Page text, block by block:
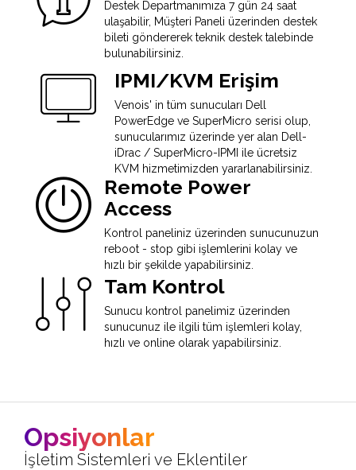
Destek Departmanımıza 7 gün 24 saat
ulaşabilir, Müşteri Paneli üzerinden destek
bileti göndererek teknik destek talebinde
bulunabilirsiniz.
IPMI/KVM Erişim
Venois' in tüm sunucuları Dell
PowerEdge ve SuperMicro serisi olup,
sunucularımız üzerinde yer alan Dell-
iDrac / SuperMicro-IPMI ile ücretsiz
KVM hizmetimizden yararlanabilirsiniz.
Remote Power
Access
Kontrol paneliniz üzerinden sunucunuzun
reboot - stop gibi işlemlerini kolay ve
hızlı bir şekilde yapabilirsiniz.
Tam Kontrol
Sunucu kontrol panelimiz üzerinden
sunucunuz ile ilgili tüm işlemleri kolay,
hızlı ve online olarak yapabilirsiniz.
Opsiyonlar
İşletim Sistemleri ve Eklentiler